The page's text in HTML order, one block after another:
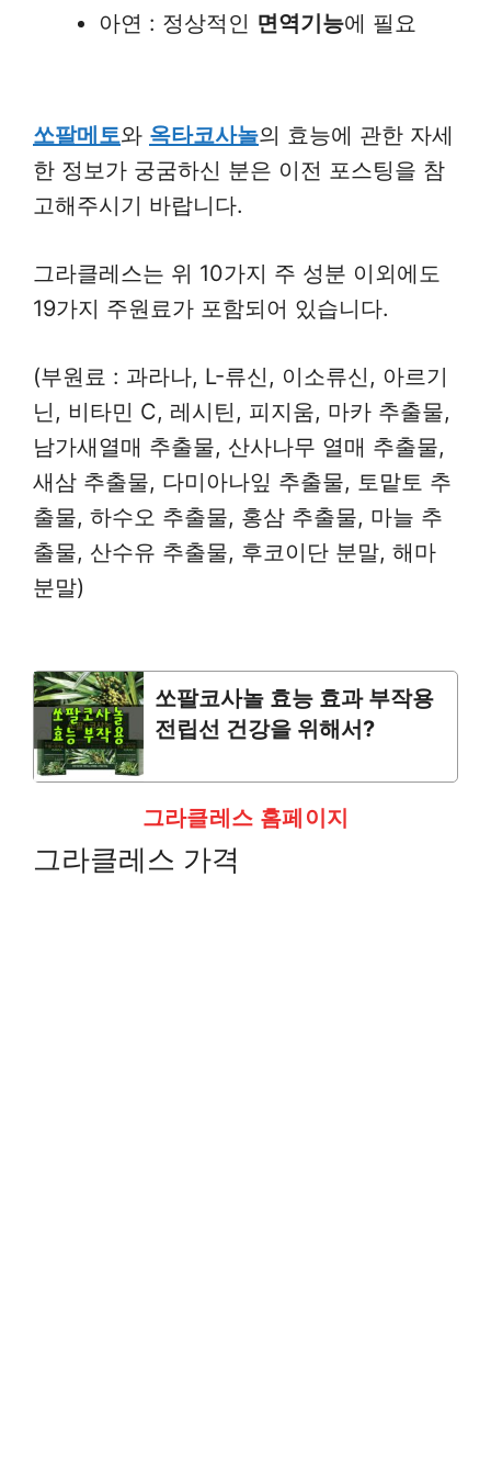
아연 : 정상적인 면역기능에 필요
쏘팔메토와 옥타코사놀의 효능에 관한 자세
한 정보가 궁굼하신 분은 이전 포스팅을 참
고해주시기 바랍니다.
그라클레스는 위 10가지 주 성분 이외에도
19가지 주원료가 포함되어 있습니다.
(부원료 : 과라나, L-류신, 이소류신, 아르기
닌, 비타민 C, 레시틴, 피지움, 마카 추출물,
남가새열매 추출물, 산사나무 열매 추출물,
새삼 추출물, 다미아나잎 추출물, 토맡토 추
출물, 하수오 추출물, 홍삼 추출물, 마늘 추
출물, 산수유 추출물, 후코이단 분말, 해마
분말)
쏘팔코사놀 효능 효과 부작용
전립선 건강을 위해서?
그라클레스 홈페이지
그라클레스 가격